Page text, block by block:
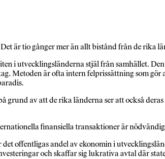
är tio gånger mer än allt bistånd från de rika
i utvecklingsländerna stjäl från samhället.
Metoden är ofta intern felprissättning som
av att de rika länderna ser att också
finansiella transaktioner är
offentligas andel av ekonomin i
och skaffar sig lukrativa avtal där